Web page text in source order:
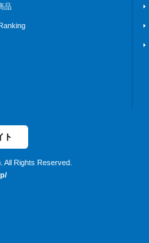
品
ト
All Rights Reserved.